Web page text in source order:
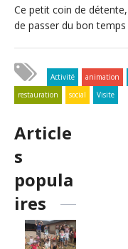
Ce petit coin de
de passer du bon
Activité animation
restauration
social Visite
Article
s
popula
ires